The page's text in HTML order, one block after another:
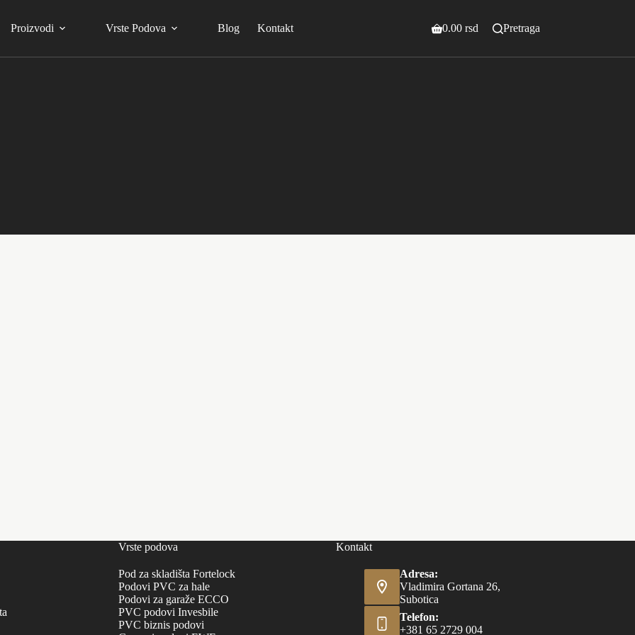
Proizvodi Vrste Podova Blog Kontakt
Shopping
0.00 rsd Pretraga
Vrste podova
Pod za skladišta Fortelock
Podovi PVC za hale
Podovi za garaže ECCO
PVC podovi Invesbile
PVC biznis podovi
Kontakt
Adresa:
Vladimira Gortana 26,
Subotica
Telefon:
+381 65 2729 004